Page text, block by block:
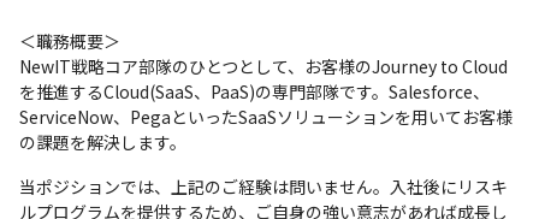
＜職務概要＞
NewIT戦略コア部隊のひとつとして、お客様のJourney to Cloud
を推進する​Cloud(SaaS、PaaS)の専門部隊です。​Salesforce、
ServiceNow、PegaといったSaaSソリューションを用いてお客様
の課題を解決します。
当ポジションでは、上記のご経験は問いません。入社後にリスキ
ルプログラムを提供するため、ご自身の強い意志があれば成長し